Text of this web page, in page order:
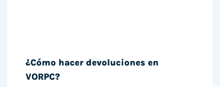
¿Cómo hacer devoluciones en
VORPC?